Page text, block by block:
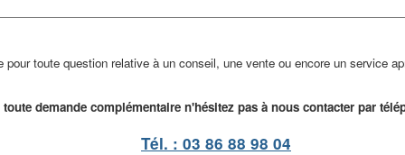
toute question relative à un conseil, une vente ou encore un service
demande complémentaire n'hésitez pas à nous contacter par
Tél. : 03 86 88 98 04